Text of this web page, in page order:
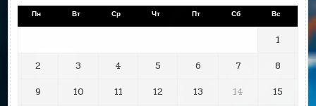
Пн Вт Ср Чт Пт Сб Вс
1
2
3 4 5 6 7
8
9
10 11 12 13 14
15